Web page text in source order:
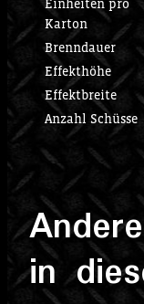
Einheiten pro
Karton
Brenndauer
Effekthöhe
Effektbreite
Anzahl Schüsse
in